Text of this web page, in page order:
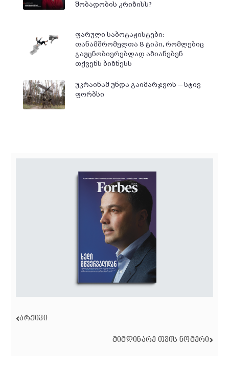
შობადობის კრიზისს?
ფარული საბოტაჟისტები:
თანამშრომელთა 8 ტიპი, რომლებიც
გაუცნობიერებლად აზიანებენ
თქვენს ბიზნესს
უკრაინამ უნდა გაიმარჯვოს — სტივ
ფორბსი
ᲐᲠᲥᲘᲕᲘ
ᲛᲘᲛᲓᲘᲜᲐᲠᲔ ᲗᲕᲘᲡ ᲜᲝᲛᲔᲠᲘ